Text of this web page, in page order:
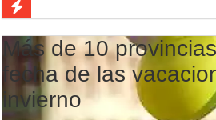
Desbaratan un punto de venta de
Campeonato TC JK: Diego Cordone se
Jubilación en Argentina: qué requisitos
Opinión: Buscando una mejor educación
Más de 10
fecha de las
invierno